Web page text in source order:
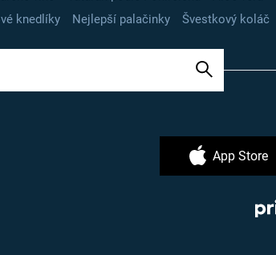
knedlíky Nejlepší palačinky Švestkový koláč
App Store